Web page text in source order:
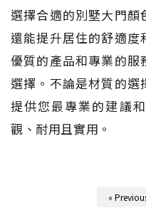
選擇合適的別墅大門顏
還能提升居住的舒適度
優質的產品和專業的服
選擇。不論是材質的
提供您最專業的建議
觀、耐用且實用。
«